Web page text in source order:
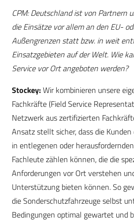
CPM: Deutschland ist von Partnern
die Einsätze vor allem an den EU-
Außengrenzen statt bzw. in weit
Einsatzgebieten auf der Welt. Wie
Service vor Ort angeboten werden?
Stockey:Wir kombinieren unsere
Fachkräfte (Field Service
Netzwerk aus zertifizierten
Ansatz stellt sicher, dass die Kunden
in entlegenen oder
Fachleute zählen können, die die
Anforderungen vor Ort verstehen
Unterstützung bieten können. So
die Sonderschutzfahrzeuge selbst
Bedingungen optimal gewartet und